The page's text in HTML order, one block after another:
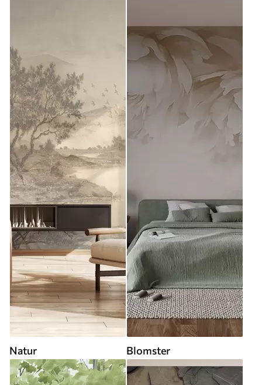
Natur Blomster